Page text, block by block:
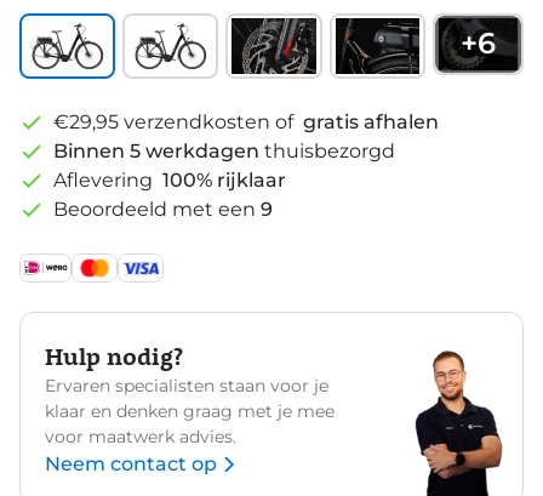
+6
€29,95 verzendkosten of gratis afhalen
Binnen 5 werkdagen thuisbezorgd
Aflevering 100% rijklaar
Beoordeeld met een 9
Hulp nodig?
Ervaren specialisten staan voor je
klaar en denken graag met je mee
voor maatwerk advies.
Neem contact op